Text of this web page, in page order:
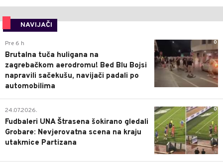
NAVIJAČI
0
Pre 6 h
Brutalna tuča huligana na
zagrebačkom aerodromu! Bed Blu Bojsi
napravili sačekušu, navijači padali po
automobilima
0
24.07.2026.
Fudbaleri UNA Štrasena šokirano gledali
Grobare: Nevjerovatna scena na kraju
utakmice Partizana